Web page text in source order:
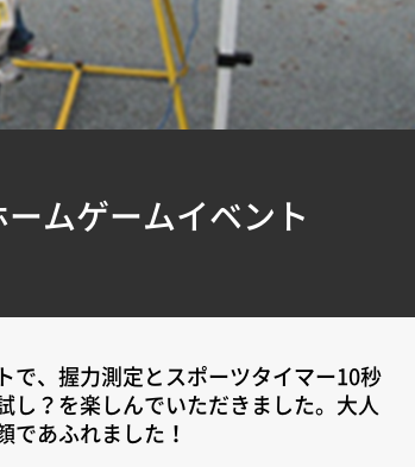
ムゲームイベント
で、握力測定とスポーツタイマー10秒
し？を楽しんでいただきました。大人
であふれました！